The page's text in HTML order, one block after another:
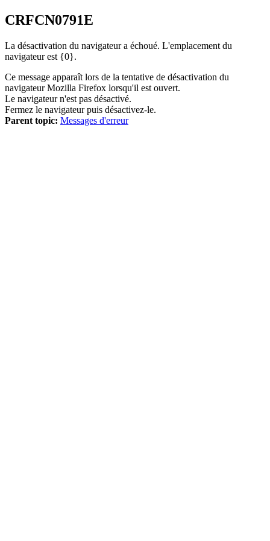
CRFCN0791E
La désactivation du navigateur a échoué. L'emplacement du
navigateur est {0}.
Ce message apparaît lors de la tentative de désactivation du
navigateur Mozilla Firefox lorsqu'il est ouvert.
Le navigateur n'est pas désactivé.
Fermez le navigateur puis désactivez-le.
Parent topic: Messages d'erreur